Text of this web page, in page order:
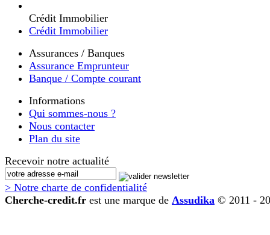
Crédit Immobilier
Crédit Immobilier
Assurances / Banques
Assurance Emprunteur
Banque / Compte courant
Informations
Qui sommes-nous ?
Nous contacter
Plan du site
Recevoir notre actualité
> Notre charte de confidentialité
Cherche-credit.fr est une marque de Assudika © 2011 -